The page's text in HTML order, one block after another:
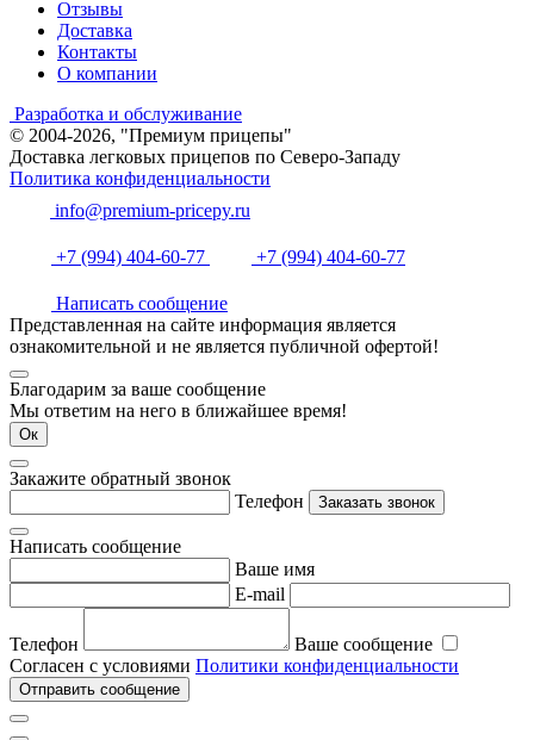
Отзывы
Доставка
Контакты
О компании
Разработка и обслуживание
© 2004-2026, "Премиум прицепы"
Доставка легковых прицепов по Северо-Западу
Политика конфиденциальности
info@premium-pricepy.ru
+7 (994) 404-60-77 +7 (994) 404-60-77
Написать сообщение
Представленная на сайте информация является
ознакомительной и не является публичной офертой!
Благодарим за ваше сообщение
Мы ответим на него в ближайшее время!
Ок
Закажите обратный звонок
Телефон
Заказать звонок
Написать сообщение
Ваше имя
E-mail
Телефон
Ваше сообщение
Согласен с условиями Политики конфиденциальности
Отправить сообщение